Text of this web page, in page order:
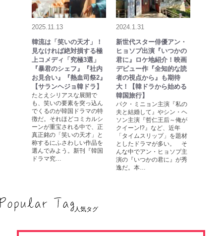
2025.11.13
韓流は「笑いの天才」！
見なければ絶対損する極
上コメディ「究極3選」
『暴君のシェフ』『社内
お見合い』『熱血司祭2』
【サランヘジョ韓ドラ】
たとえシリアスな展開で
も、笑いの要素を突っ込ん
でくるのが韓国ドラマの特
徴だ。それほどコミカルシ
ーンが重宝される中で、正
真正銘の「笑いの天才」と
称するにふさわしい作品を
選んでみよう。新刊『韓国
ドラマ究…
2024.1.31
新世代スター俳優アン・
ヒョソプ出演『いつかの
君に』ロケ地紹介！映画
デビュー作『全知的な読
者の視点から』も期待
大！【韓ドラから始める
韓国旅行】
パク・ミニョン主演『私の
夫と結婚して』やシン・ヘ
ソン主演『哲仁王后～俺が
クイーン!?』など、近年
「タイムスリップ」を題材
としたドラマが多い。 そ
んな中でアン・ヒョソプ主
演の『いつかの君に』が秀
逸だ。本…
人気タグ